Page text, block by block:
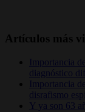
Artículos más
Importancia
diagnóstico
Importancia
disrafismo
Y ya son 63